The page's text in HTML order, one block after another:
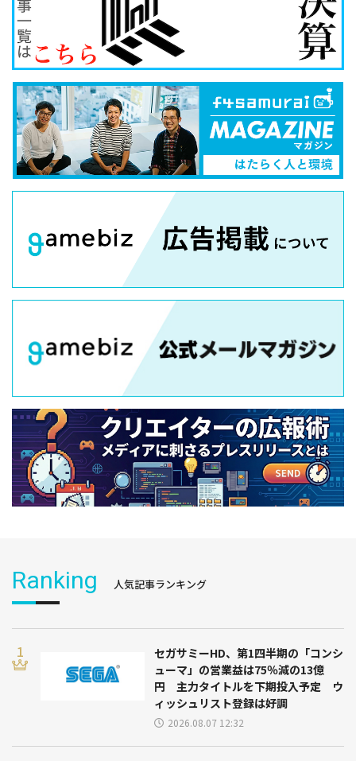
Ranking 人気記事ランキング
セガサミーHD、第1四半期の「コンシ
ューマ」の営業益は75％減の13億
円 主力タイトルを下期投入予定 ウ
ィッシュリスト登録は好調
2026.08.07 12:32